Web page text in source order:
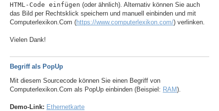
HTML-Code einfügen (oder ähnlich). Alternativ können Sie auch
das Bild per Rechtsklick speichern und manuell einbinden und mit
Computerlexikon.Com (https://www.computerlexikon.com/) verlinken.
Vielen Dank!
Begriff als PopUp
Mit diesem Sourcecode können Sie einen Begriff von
Computerlexikon.Com als PopUp einbinden (Beispiel: RAM).
Demo-Link: Ethernetkarte